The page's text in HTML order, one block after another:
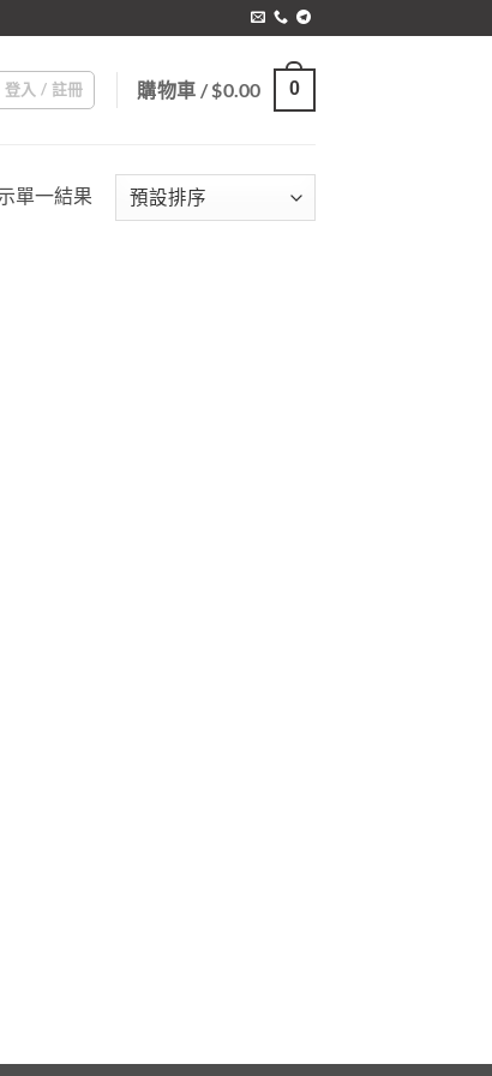
登入 / 註冊 購物車 /$0.00 0
單一結果